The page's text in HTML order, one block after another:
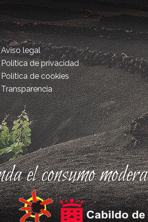
Aviso legal
Política de privacidad
Política de cookies
Transparencia
el consumo